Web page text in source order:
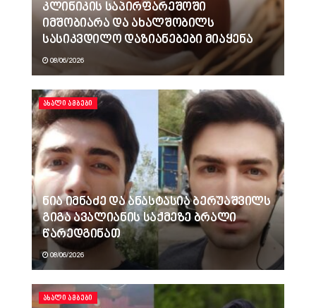
კლინიკის საპირფარეშოში
იმშობიარა და ახალშობილს
სასიკვდილო დაზიანებები მიაყენა
08/06/2026
ᲐᲮᲐᲚᲘ ᲐᲛᲑᲔᲑᲘ
ნია იმნაძე და ანასტასია ბერუაშვილს
გიგა ავალიანის საქმეზე ბრალი
წარედგინათ
08/06/2026
ᲐᲮᲐᲚᲘ ᲐᲛᲑᲔᲑᲘ